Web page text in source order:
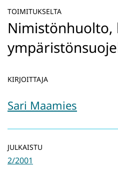
TOIMITUKSELTA
Nimistönhuolto,
KIRJOITTAJA
Sari Maamies
JULKAISTU
2/2001